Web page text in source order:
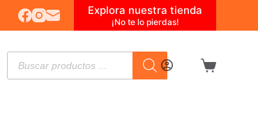
Explora nuestra tienda
¡No te lo pierdas!
Búsqueda
productos
Carro